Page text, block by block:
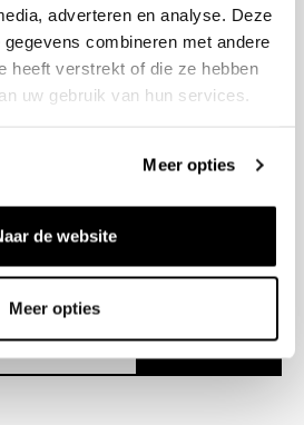
adverteren en analyse. Deze
combineren met andere
heeft verstrekt of die ze hebben
uw gebruik van hun services.
Meer opties
de website
Meer opties